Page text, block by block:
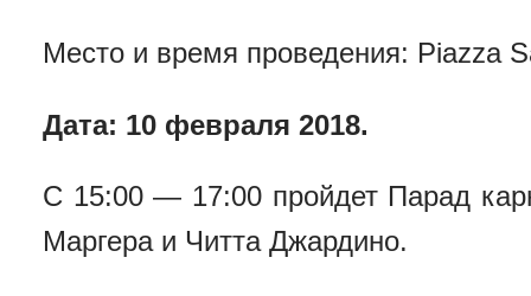
Место и время проведения: Piazza
Дата: 10 февраля 2018.
С 15:00 — 17:00 пройдет Парад
Маргера и Читта Джардино.